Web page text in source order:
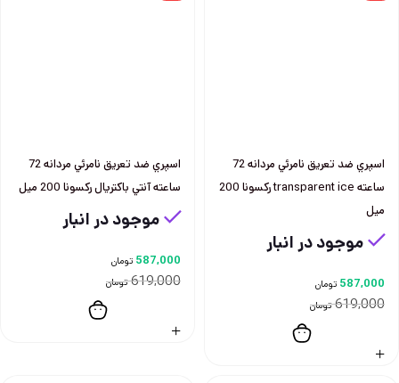
اسپري ضد تعريق نامرئي مردانه 72
ساعته transparent ice ركسونا 200
ميل
موجود در انبار
619,000 تومان
587,000 تومان
اسپري ضد تعريق نامرئي مردانه 72
ساعته آنتي باكتريال ركسونا 200 ميل
موجود در انبار
619,000 تومان
587,000 تومان